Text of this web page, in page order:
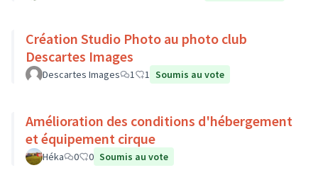
Création Studio Photo au photo club
Descartes Images
Descartes Images 1 1 Soumis au vote
Amélioration des conditions d'hébergement
et équipement cirque
Héka 0 0 Soumis au vote